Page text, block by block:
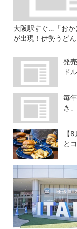
大阪駅すぐ…「おか
が出現！伊勢うどん
しだんご・かき氷
グルメが集結
発
ド
毎
き
【
と